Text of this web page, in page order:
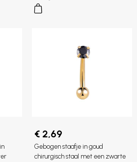
€ 2,69
Gebogen staafje in goud
chirurgisch staal met een zwarte